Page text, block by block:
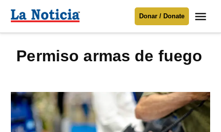
Para mantenerte informado necesitamostu apoyo
contenido
Noticia
Donar / Donate
permiso armas de fuego